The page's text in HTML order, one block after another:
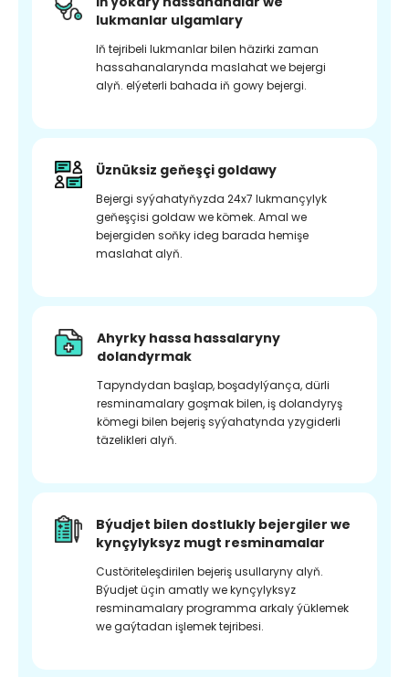
lukmanlar ulgamlary
Iň tejribeli lukmanlar bilen häzirki zaman
hassahanalarynda maslahat we bejergi
alyň. elýeterli bahada iň gowy bejergi.
Üznüksiz geňeşçi goldawy
Bejergi syýahatyňyzda 24x7 lukmançylyk
geňeşçisi goldaw we kömek. Amal we
bejergiden soňky ideg barada hemişe
maslahat alyň.
Ahyrky hassa hassalaryny
dolandyrmak
Tapyndydan başlap, boşadylýança, dürli
resminamalary goşmak bilen, iş dolandyryş
kömegi bilen bejeriş syýahatynda yzygiderli
täzelikleri alyň.
Býudjet bilen dostlukly bejergiler we
kynçylyksyz mugt resminamalar
Custöriteleşdirilen bejeriş usullaryny alyň.
Býudjet üçin amatly we kynçylyksyz
resminamalary programma arkaly ýüklemek
we gaýtadan işlemek tejribesi.